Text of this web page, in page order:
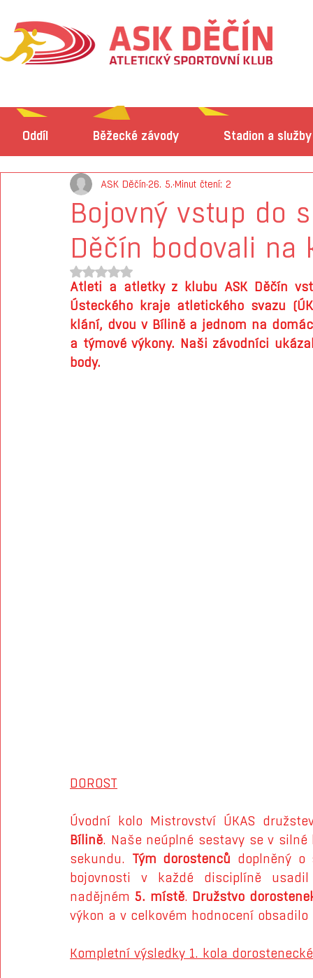
Oddíl Běžecké závody Stadion a služby
Bojovný vstup do
Děčín bodovali
ASK Děčín 26. 5. Minut čtení: 2
Hodnoceno NaN z 5 hvězdiček.
Atleti a atletky z klubu ASK Děčín
Ústeckého kraje atletického svazu
klání, dvou v Bílině a jednom na
a týmové výkony. Naši závodníci
body.
DOROST
Úvodní kolo Mistrovství ÚKAS
Bílině. Naše neúplné sestavy se v
sekundu. Tým dorostenců doplněný o
bojovnosti v každé disciplíně
nadějném 5. místě. Družstvo
výkon a v celkovém hodnocení obsadilo
Kompletní výsledky 1. kola